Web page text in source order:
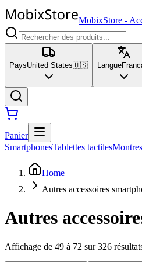
MobixStore -
PaysUnited States🇺🇸 Langue
Panier
SmartphonesTablettes tactiles
Home
Autres accessoires
Autres
Affichage de 49 à 72 sur 326